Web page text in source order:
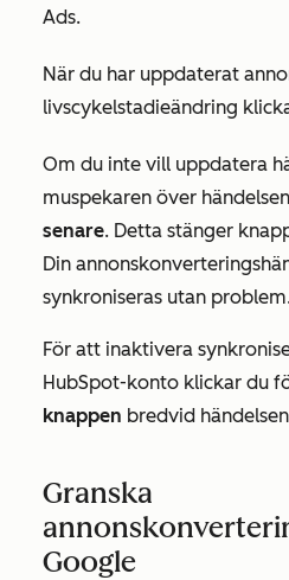
Ads.
När du har uppdaterat
livscykelstadieändring
Om du inte vill uppdatera
muspekaren över
senare. Detta stänger
Din
synkroniseras utan
För att inaktivera
HubSpot-konto klickar du
knappen bredvid
Granska
Google